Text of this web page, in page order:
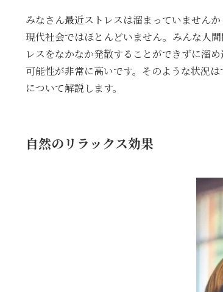
みなさん最近ストレスは溜まっていません
現代社会ではほとんどいません。みんな人
レスをなかなか発散することができずに溜
可能性が非常に高いです。そのような状況
について解説します。
自然のリラックス効果